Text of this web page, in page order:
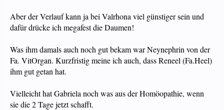
Aber der Verlauf kann ja bei Valrhona viel günstiger sein und
dafür drücke ich megafest die Daumen!
Was ihm damals auch noch gut bekam war Neynephrin von der
Fa. VitOrgan. Kurzfristig meine ich auch, dass Reneel (Fa.Heel)
ihm gut getan hat.
Vielleicht hat Gabriela noch was aus der Homöopathie, wenn
sie die 2 Tage jetzt schafft.